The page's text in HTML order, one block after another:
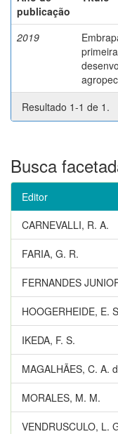
publicação
2019
Resultado 1-1 de 1.
Busca
Editor
CARNEVALLI, R. A.
FARIA, G. R.
FERNANDES
HOOGERHEIDE, E.
IKEDA, F. S.
MAGALHÃES, C. A.
MORALES, M. M.
VENDRUSCULO, L.